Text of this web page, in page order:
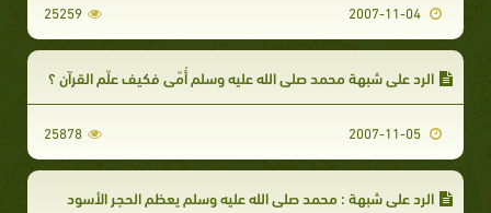
25259
الرد على شبهة محمد صلى الله عليه وسلم أُمّى فكيف علّم القرآن ؟
25878
الرد على شبهة : محمد صلى الله عليه وسلم يعظم الحجر الأسود